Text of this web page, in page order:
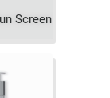
Screen